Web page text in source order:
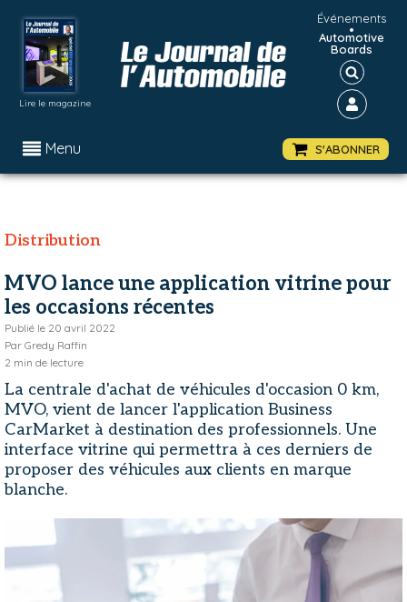
Lire le magazine
Événements
•
Automotive
Boards
Menu S'ABONNER
Distribution
MVO lance une application vitrine pour
les occasions récentes
Publié le 20 avril 2022
Par Gredy Raffin
2 min de lecture
La centrale d'achat de véhicules d'occasion 0 km,
MVO, vient de lancer l'application Business
CarMarket à destination des professionnels. Une
interface vitrine qui permettra à ces derniers de
proposer des véhicules aux clients en marque
blanche.